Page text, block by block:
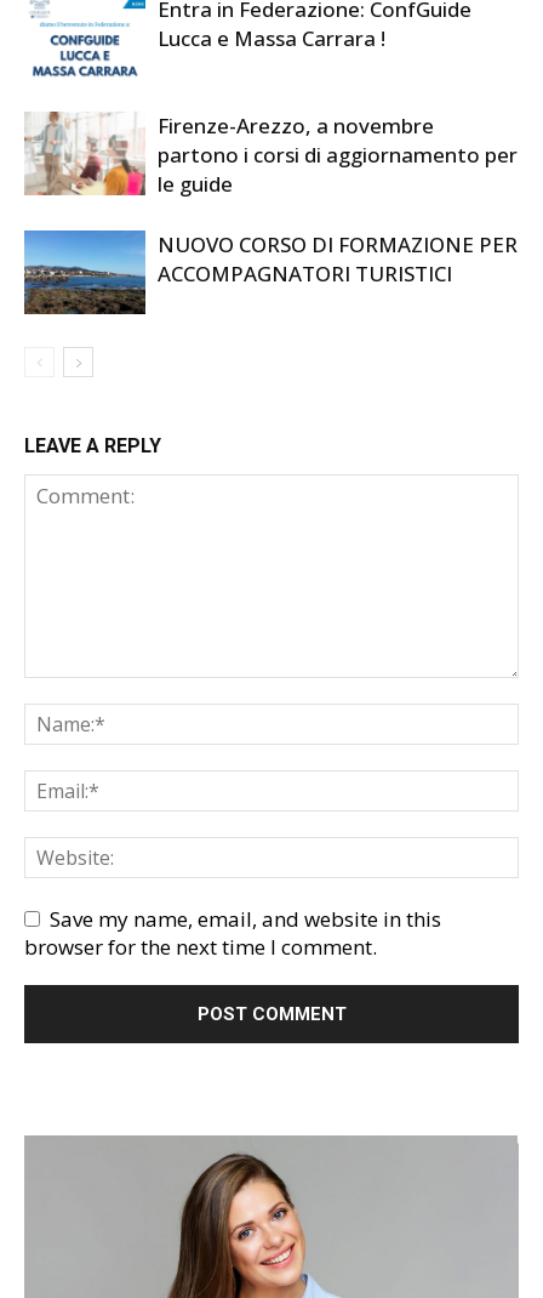
Entra in Federazione: ConfGuide
Lucca e Massa Carrara !
Firenze-Arezzo, a novembre
partono i corsi di aggiornamento per
le guide
NUOVO CORSO DI FORMAZIONE PER
ACCOMPAGNATORI TURISTICI
LEAVE A REPLY
Save my name, email, and website in this
browser for the next time I comment.